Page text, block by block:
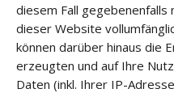
diesem Fall gegebenenfalls
dieser Website
können darüber hinaus die
erzeugten und auf Ihre
Daten (inkl. Ihrer IP-